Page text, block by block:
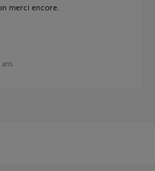
merci encore.
ans